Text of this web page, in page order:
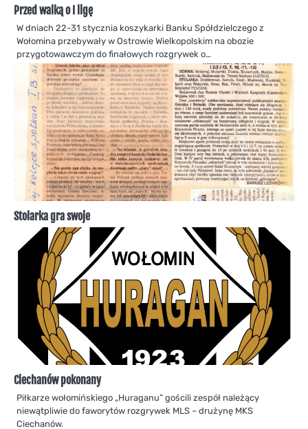
Przed walką o I ligę
W dniach 22-31 stycznia koszykarki Banku Spółdzielczego z
Wołomina przebywały w Ostrowie Wielkopolskim na obozie
przygotowawczym do finałowych rozgrywek o…
Stolarka gra swoje
Ciechanów pokonany
Piłkarze wołomińskiego „Huraganu” gościli zespół należący
niewątpliwie do faworytów rozgrywek MLS – drużynę MKS
Ciechanów.